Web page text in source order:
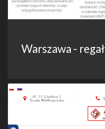
Warszawa -